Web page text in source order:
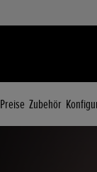
Zubehör